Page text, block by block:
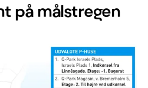
på målstregen